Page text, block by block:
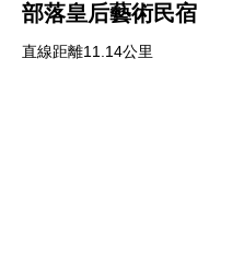
部落皇后藝術民宿
直線距離11.14公里